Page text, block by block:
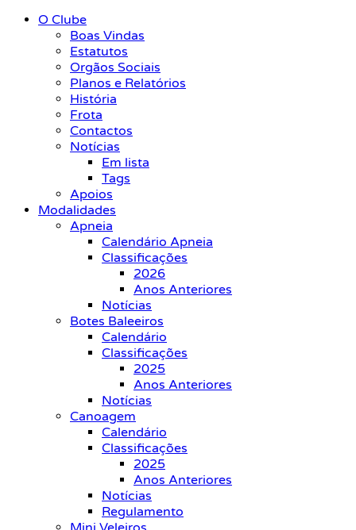
O Clube
Boas Vindas
Estatutos
Orgãos Sociais
Planos e Relatórios
História
Frota
Contactos
Notícias
Em lista
Tags
Apoios
Modalidades
Apneia
Calendário Apneia
Classificações
2026
Anos Anteriores
Notícias
Botes Baleeiros
Calendário
Classificações
2025
Anos Anteriores
Notícias
Canoagem
Calendário
Classificações
2025
Anos Anteriores
Notícias
Regulamento